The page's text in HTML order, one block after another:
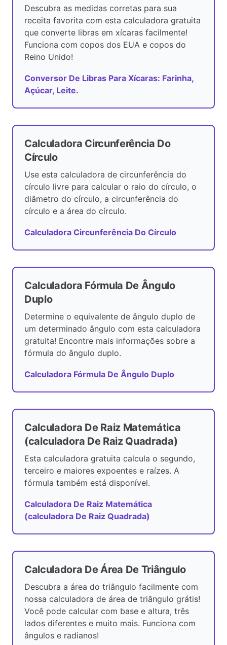
Descubra as medidas corretas para sua
receita favorita com esta calculadora gratuita
que converte libras em xícaras facilmente!
Funciona com copos dos EUA e copos do
Reino Unido!
Conversor De Libras Para Xícaras: Farinha,
Açúcar, Leite.
Calculadora Circunferência Do
Círculo
Use esta calculadora de circunferência do
círculo livre para calcular o raio do círculo, o
diâmetro do círculo, a circunferência do
círculo e a área do círculo.
Calculadora Circunferência Do Círculo
Calculadora Fórmula De Ângulo
Duplo
Determine o equivalente de ângulo duplo de
um determinado ângulo com esta calculadora
gratuita! Encontre mais informações sobre a
fórmula do ângulo duplo.
Calculadora Fórmula De Ângulo Duplo
Calculadora De Raiz Matemática
(calculadora De Raiz Quadrada)
Esta calculadora gratuita calcula o segundo,
terceiro e maiores expoentes e raízes. A
fórmula também está disponível.
Calculadora De Raiz Matemática
(calculadora De Raiz Quadrada)
Calculadora De Área De Triângulo
Descubra a área do triângulo facilmente com
nossa calculadora de área de triângulo grátis!
Você pode calcular com base e altura, três
lados diferentes e muito mais. Funciona com
ângulos e radianos!